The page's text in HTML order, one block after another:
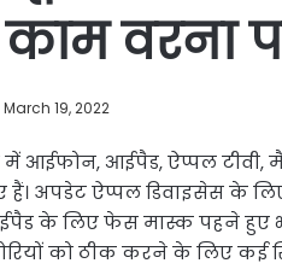
वरना
March 19, 2022
में आईफोन, आईपैड, ऐप्पल
हैं। अपडेट ऐप्पल डिवाइसेस के
के लिए फेस मास्क पहने हुए
को ठीक करने के लिए कई